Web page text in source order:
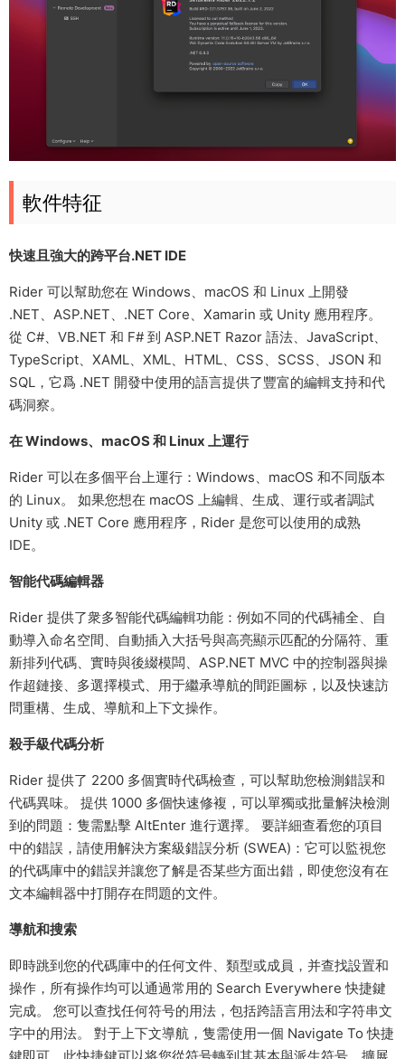
軟件特征
快速且強大的跨平台.NET IDE
Rider 可以幫助您在 Windows、macOS 和 Linux 上開發
.NET、ASP.NET、.NET Core、Xamarin 或 Unity 應用程序。
從 C#、VB.NET 和 F# 到 ASP.NET Razor 語法、JavaScript、
TypeScript、XAML、XML、HTML、CSS、SCSS、JSON 和
SQL，它爲 .NET 開發中使用的語言提供了豐富的編輯支持和代
碼洞察。
在 Windows、macOS 和 Linux 上運行
Rider 可以在多個平台上運行：Windows、macOS 和不同版本
的 Linux。 如果您想在 macOS 上編輯、生成、運行或者調試
Unity 或 .NET Core 應用程序，Rider 是您可以使用的成熟
IDE。
智能代碼編輯器
Rider 提供了衆多智能代碼編輯功能：例如不同的代碼補全、自
動導入命名空間、自動插入大括号與高亮顯示匹配的分隔符、重
新排列代碼、實時與後綴模闆、ASP.NET MVC 中的控制器與操
作超鏈接、多選擇模式、用于繼承導航的間距圖标，以及快速訪
問重構、生成、導航和上下文操作。
殺手級代碼分析
Rider 提供了 2200 多個實時代碼檢查，可以幫助您檢測錯誤和
代碼異味。 提供 1000 多個快速修複，可以單獨或批量解決檢測
到的問題：隻需點擊 AltEnter 進行選擇。 要詳細查看您的項目
中的錯誤，請使用解決方案級錯誤分析 (SWEA)：它可以監視您
的代碼庫中的錯誤并讓您了解是否某些方面出錯，即使您沒有在
文本編輯器中打開存在問題的文件。
導航和搜索
即時跳到您的代碼庫中的任何文件、類型或成員，并查找設置和
操作，所有操作均可以通過常用的 Search Everywhere 快捷鍵
完成。 您可以查找任何符号的用法，包括跨語言用法和字符串文
字中的用法。 對于上下文導航，隻需使用一個 Navigate To 快捷